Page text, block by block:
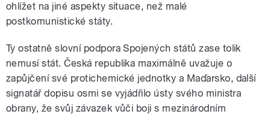
ohlížet na jiné aspekty situace, než malé
postkomunistické státy.
Ty ostatně slovní podpora Spojených států zase tolik
nemusí stát. Česká republika maximálně uvažuje o
zapůjčení své protichemické jednotky a Maďarsko, další
signatář dopisu osmi se vyjádřilo ústy svého ministra
obrany, že svůj závazek vůči boji s mezinárodním